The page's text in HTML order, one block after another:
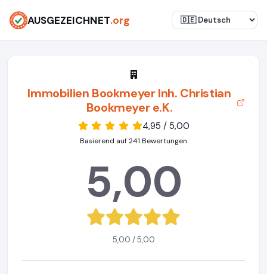
AUSGEZEICHNET.org
Immobilien Bookmeyer Inh. Christian
Bookmeyer e.K.
4,95 / 5,00
Basierend auf 241 Bewertungen
5,00
5,00 / 5,00